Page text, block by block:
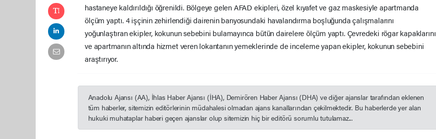
hastaneye kaldırıldığı öğrenildi. Bölgeye gelen AFAD ekipleri, özel kıyafet ve gaz maskesiyle apartmanda
ölçüm yaptı. 4 işçinin zehirlendiği dairenin banyosundaki havalandırma boşluğunda çalışmalarını
yoğunlaştıran ekipler, kokunun sebebini bulamayınca bütün dairelere ölçüm yaptı. Çevredeki rögar kapaklarını
ve apartmanın altında hizmet veren lokantanın yemeklerinde de inceleme yapan ekipler, kokunun sebebini
araştırıyor.
Anadolu Ajansı (AA), İhlas Haber Ajansı (İHA), Demirören Haber Ajansı (DHA) ve diğer ajanslar tarafından eklenen
tüm haberler, sitemizin editörlerinin müdahalesi olmadan ajans kanallarından çekilmektedir. Bu haberlerde yer alan
hukuki muhataplar haberi geçen ajanslar olup sitemizin hiç bir editörü sorumlu tutulamaz...